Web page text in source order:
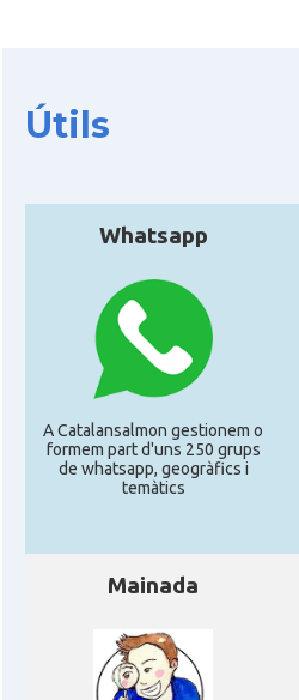
Útils
Whatsapp
A Catalansalmon gestionem o
formem part d'uns 250 grups
de whatsapp, geogràfics i
temàtics
Mainada